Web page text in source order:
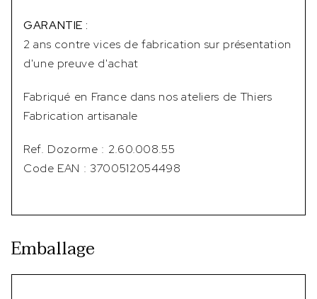
GARANTIE :
2 ans contre vices de fabrication sur présentation
d'une preuve d'achat
Fabriqué en France dans nos ateliers de Thiers
Fabrication artisanale
Ref. Dozorme : 2.60.008.55
Code EAN : 3700512054498
Emballage